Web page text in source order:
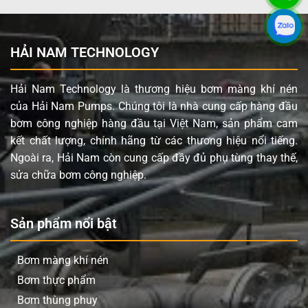
Linh hoạt trong xử lý chất lỏng: Bơm có khả năng
hút và đẩy nhiều loại chất lỏng khác nhau, từ dung
dịch loãng đến bùn sệt, chất nhớt và cả chất lỏng
chứa hạt rắn kích thước lên đến 6-8mm.
Bảo trì đơn giản: Cấu trúc bơm được thiết kế để dễ
dàng tháo lắp và thay thế linh kiện, giúp giảm thiểu
thời gian ngừng máy và chi phí bảo trì.
Hiệu suất ổn định: Cung cấp lưu lượng 350 lít/phút
và áp lực 6.1 Bar, đáp ứng tốt nhu cầu chuyển chất
lỏng với hiệu quả cao trong nhiều quy trình công
nghiệp.
Ứng dụng sản phẩm DYI HLD50-PPFF
Với khả năng chịu hóa chất và xử lý đa dạng loại chất
lỏng, bơm màng Carten DYI HLD50-PPFF là lựa chọn lý
tưởng cho nhiều ngành công nghiệp:
HẢI NAM TECHNOLOGY
Hải Nam Technology là thương hiệu bơm màng khí nén
của Hải Nam Pumps. Chúng tôi là nhà cung cấp hàng đầu
bơm công nghiệp hàng đầu tại Việt Nam, sản phẩm cam
kết chất lượng, chính hãng từ các thương hiệu nổi tiếng.
Ngoài ra, Hải Nam còn cung cấp đầy đủ phụ tùng thay thế,
sửa chữa bơm công nghiệp.
Sản phẩm nổi bật
Bơm màng khí nén
Bơm thực phẩm
Bơm thùng phuy